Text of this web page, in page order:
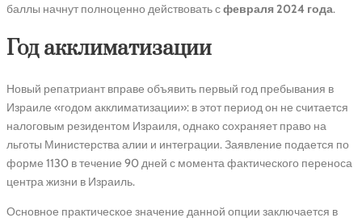
баллы начнут полноценно действовать сфевраля 2024 года.
Год акклиматизации
Новый репатриант вправе объявить первый год пребывания в
Израиле «годом акклиматизации»: в этот период он не считается
налоговым резидентом Израиля, однако сохраняет право на
льготы Министерства алии и интеграции. Заявление подается по
форме 1130 в течение 90 дней с момента фактического переноса
центра жизни в Израиль.
Основное практическое значение данной опции заключается в